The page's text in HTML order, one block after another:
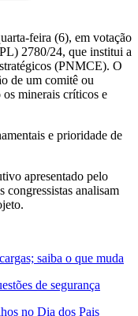
feira (6), em votação
2780/24, que institui a
(PNMCE). O
de um comitê ou
minerais críticos e
e prioridade de
apresentado pelo
analisam
saiba o que muda
de segurança
no Dia dos Pais